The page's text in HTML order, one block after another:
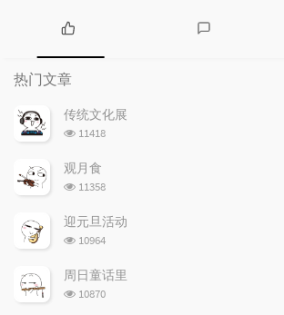
热
门
文
章
热门文章
传统文化展
浏
次
数:
11418
观月食
浏
次
数:
11358
迎元旦活动
浏
次
数:
10964
周日童话里
浏
10870